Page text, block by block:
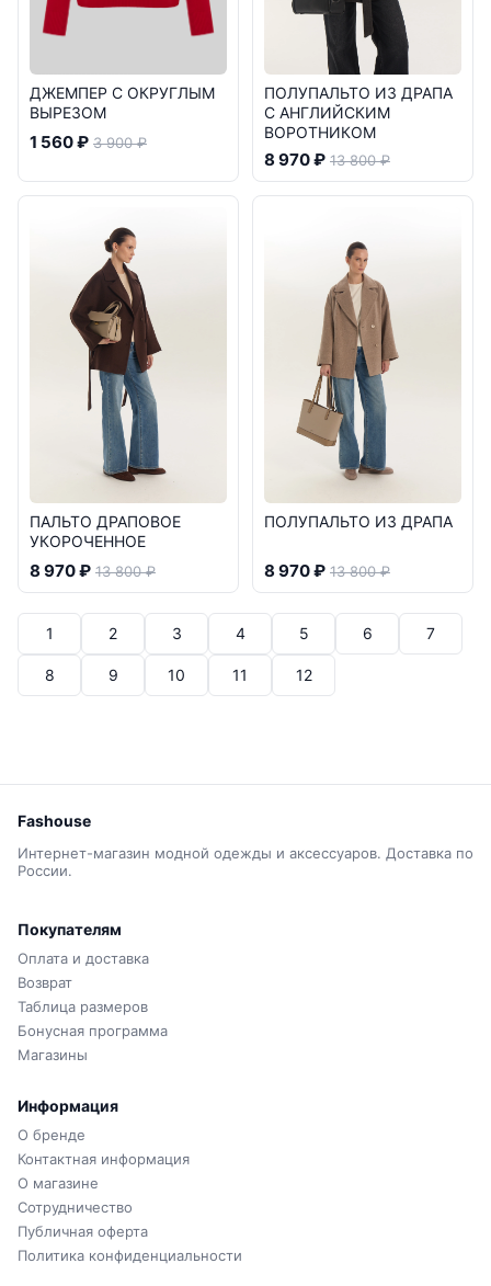
ДЖЕМПЕР С ОКРУГЛЫМ
ВЫРЕЗОМ
1 560 ₽ 3 900 ₽
ПОЛУПАЛЬТО ИЗ ДРАПА
С АНГЛИЙСКИМ
ВОРОТНИКОМ
8 970 ₽ 13 800 ₽
ПАЛЬТО ДРАПОВОЕ
УКОРОЧЕННОЕ
8 970 ₽ 13 800 ₽
ПОЛУПАЛЬТО ИЗ ДРАПА
8 970 ₽ 13 800 ₽
1 2 3 4 5 6 7
8 9 10 11 12
Fashouse
Интернет-магазин модной одежды и аксессуаров. Доставка по
России.
Покупателям
Оплата и доставка
Возврат
Таблица размеров
Бонусная программа
Магазины
Информация
О бренде
Контактная информация
О магазине
Сотрудничество
Публичная оферта
Политика конфиденциальности